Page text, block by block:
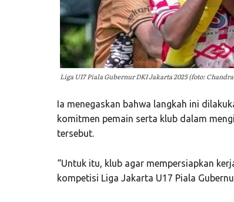
Liga U17 Piala Gubernur DKI Jakarta 2025 (foto:
Ia menegaskan bahwa langkah ini
komitmen pemain serta klub dalam
tersebut.
“Untuk itu, klub agar mempersiapkan
kompetisi Liga Jakarta U17 Piala